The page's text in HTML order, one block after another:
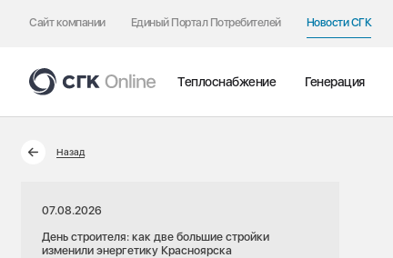
Сайт компании Единый Портал Потребителей Новости СГК
Теплоснабжение Генерация
Назад
07.08.2026
День строителя: как две большие стройки
изменили энергетику Красноярска